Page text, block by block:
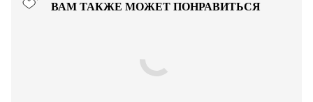
ВАМ ТАКЖЕ МОЖЕТ ПОНРАВИТЬСЯ